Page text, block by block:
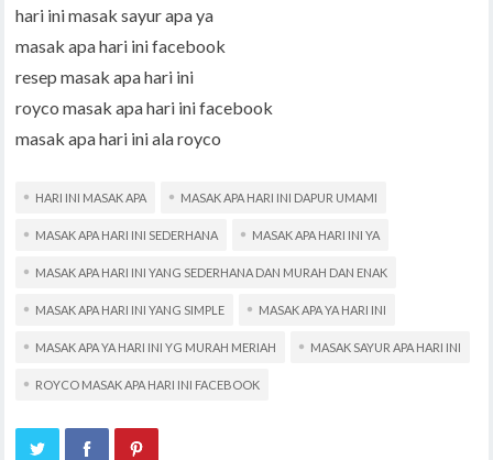
hari ini masak sayur apa ya
masak apa hari ini facebook
resep masak apa hari ini
royco masak apa hari ini facebook
masak apa hari ini ala royco
HARI INI MASAK APA MASAK APA HARI INI DAPUR UMAMI
MASAK APA HARI INI SEDERHANA MASAK APA HARI INI YA
MASAK APA HARI INI YANG SEDERHANA DAN MURAH DAN ENAK
MASAK APA HARI INI YANG SIMPLE MASAK APA YA HARI INI
MASAK APA YA HARI INI YG MURAH MERIAH MASAK SAYUR APA HARI INI
ROYCO MASAK APA HARI INI FACEBOOK